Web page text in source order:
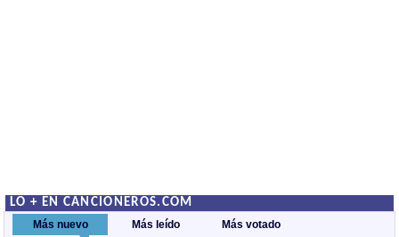
LO + EN CANCIONEROS.COM
Más nuevo Más leído Más votado